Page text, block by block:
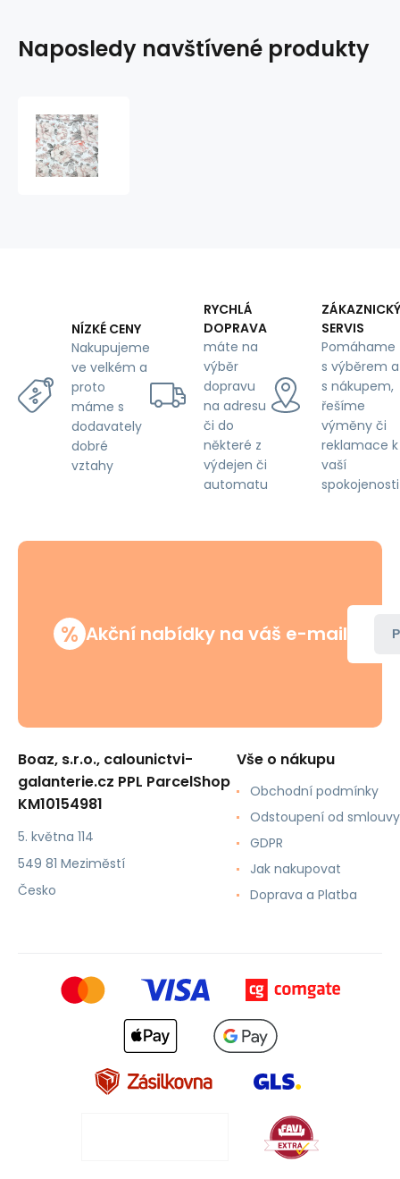
Naposledy navštívené produkty
bílém
NÍZKÉ CENY
Nakupujeme
ve velkém a
proto
máme s
dodavately
dobré
vztahy
RYCHLÁ
DOPRAVA
máte na
výběr
dopravu
na adresu
či do
některé z
výdejen či
automatu
ZÁKAZNICKÝ
SERVIS
Pomáhame
s výběrem a
s nákupem,
řešíme
výměny či
reklamace k
vaší
spokojenosti
% Akční nabídky na váš e-mail
Boaz, s.r.o., calounictvi-
galanterie.cz PPL ParcelShop
KM10154981
5. května 114
549 81 Meziměstí
Česko
Vše o nákupu
Obchodní podmínky
Odstoupení od smlouvy
GDPR
Jak nakupovat
Doprava a Platba